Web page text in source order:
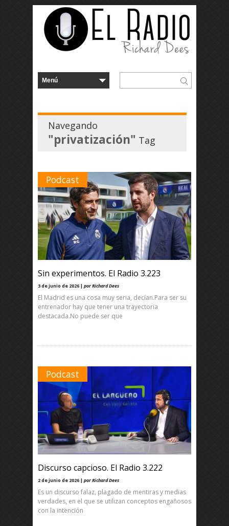
Navegando
"privatización" Tag
Podcast
Sin experimentos. El Radio 3.223
3 de junio de 2026 | por Richard Dees
El Madrid es una cosa muy seria, decían.Para ser su
entrenador hay que tener una trayectoria
destacada.No puede ser que
Podcast
Discurso capcioso. El Radio 3.222
2 de junio de 2026 | por Richard Dees
Es un discurso falaz, plagado de mentiras y medias
verdades, en el que se utilizan conceptos engañosos
con la intención